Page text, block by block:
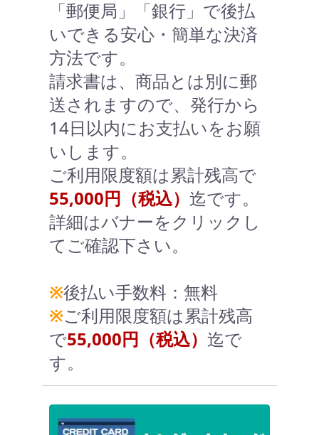
「郵便局」「銀行」で後払
いできる安心・簡単な決済
方法です。
請求書は、商品とは別に郵
送されますので、発行から
14日以内にお支払いをお願
いします。
ご利用限度額は累計残高で
55,000円（税込） 迄です。
詳細はバナーをクリックし
てご確認下さい。
※後払い手数料：無料
※ご利用限度額は累計残高
で55,000円（税込） 迄で
す。